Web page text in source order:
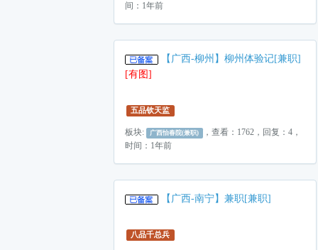
间：1年前
【广西-柳州】柳州体验记[兼职]
[有图]
五品钦天监
板块: 广西怡春院(兼职) ，查看：1762，回复：4，
时间：1年前
【广西-南宁】兼职[兼职]
八品千总兵